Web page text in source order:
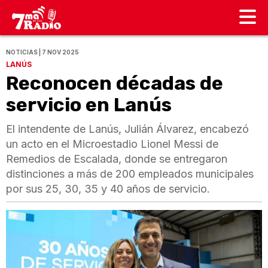
NOTICIAS | 7 NOV 2025
LANÚS
Reconocen décadas de
servicio en Lanús
El intendente de Lanús, Julián Álvarez, encabezó
un acto en el Microestadio Lionel Messi de
Remedios de Escalada, donde se entregaron
distinciones a más de 200 empleados municipales
por sus 25, 30, 35 y 40 años de servicio.